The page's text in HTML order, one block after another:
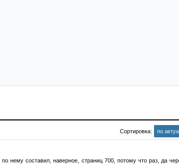
Сортировка: по
нему составил, наверное, страниц 700, потому что раз, да